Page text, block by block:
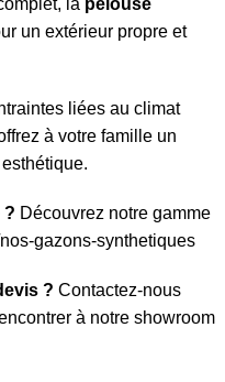
un extérieur propre et
liées au climat
à votre famille un
? Découvrez notre gamme
gazons-synthetiques
? Contactez-nous
à notre showroom